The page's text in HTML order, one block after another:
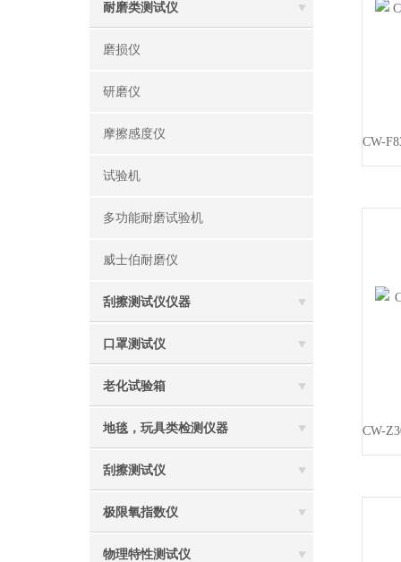
耐磨类测试仪
磨损仪
研磨仪
摩擦感度仪
试验机
多功能耐磨试验机
威士伯耐磨仪
刮擦测试仪仪器
口罩测试仪
老化试验箱
地毯，玩具类检测仪器
刮擦测试仪
极限氧指数仪
物理特性测试仪